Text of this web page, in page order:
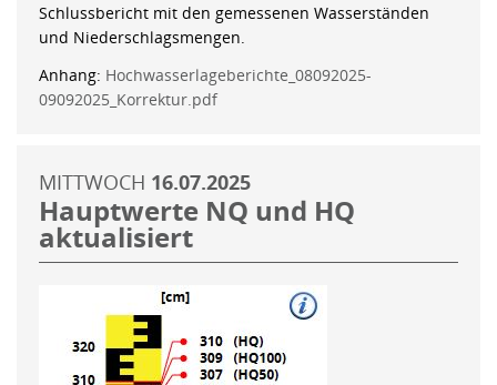
Schlussbericht mit den gemessenen Wasserständen
und Niederschlagsmengen.
Anhang: Hochwasserlageberichte_08092025-
09092025_Korrektur.pdf
MITTWOCH 16.07.2025
Hauptwerte NQ und HQ
aktualisiert